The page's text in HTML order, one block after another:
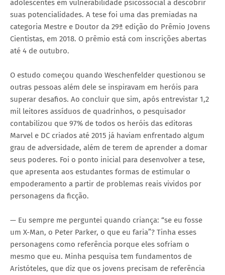
adolescentes em vulnerabilidade psicossocial a descobrir
suas potencialidades. A tese foi uma das premiadas na
categoria Mestre e Doutor da 29ª edição do Prêmio Jovens
Cientistas, em 2018. O prêmio está com inscrições abertas
até 4 de outubro.
O estudo começou quando Weschenfelder questionou se
outras pessoas além dele se inspiravam em heróis para
superar desafios. Ao concluir que sim, após entrevistar 1,2
mil leitores assíduos de quadrinhos, o pesquisador
contabilizou que 97% de todos os heróis das editoras
Marvel e DC criados até 2015 já haviam enfrentado algum
grau de adversidade, além de terem de aprender a domar
seus poderes. Foi o ponto inicial para desenvolver a tese,
que apresenta aos estudantes formas de estimular o
empoderamento a partir de problemas reais vividos por
personagens da ficção.
— Eu sempre me perguntei quando criança: “se eu fosse
um X-Man, o Peter Parker, o que eu faria”? Tinha esses
personagens como referência porque eles sofriam o
mesmo que eu. Minha pesquisa tem fundamentos de
Aristóteles, que diz que os jovens precisam de referência